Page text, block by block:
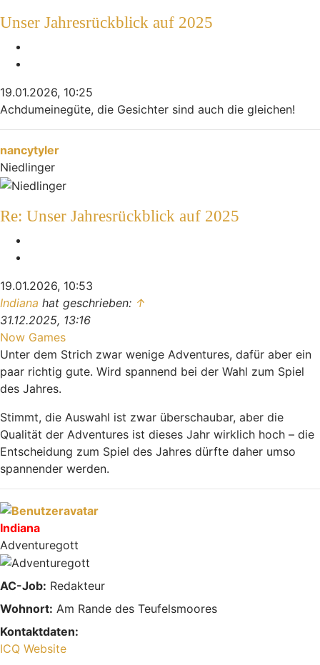
Unser Jahresrückblick auf 2025
19.01.2026, 10:25
Achdumeinegüte, die Gesichter sind auch die gleichen!
Nach oben
nancytyler
Niedlinger
Re: Unser Jahresrückblick auf 2025
19.01.2026, 10:53
Indiana hat geschrieben: ↑
31.12.2025, 13:16
Now Games
Unter dem Strich zwar wenige Adventures, dafür aber ein
paar richtig gute. Wird spannend bei der Wahl zum Spiel
des Jahres.
Stimmt, die Auswahl ist zwar überschaubar, aber die
Qualität der Adventures ist dieses Jahr wirklich hoch – die
Entscheidung zum Spiel des Jahres dürfte daher umso
spannender werden.
Nach oben
Indiana
Adventuregott
AC-Job: Redakteur
Wohnort: Am Rande des Teufelsmoores
Kontaktdaten:
Kontaktdaten von Indiana
ICQ Website